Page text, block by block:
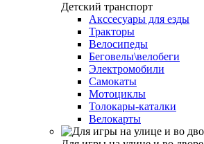
Детский транспорт
Акссесуары для езды
Тракторы
Велосипеды
Беговелы\велобеги
Электромобили
Самокаты
Мотоциклы
Толокары-каталки
Велокарты